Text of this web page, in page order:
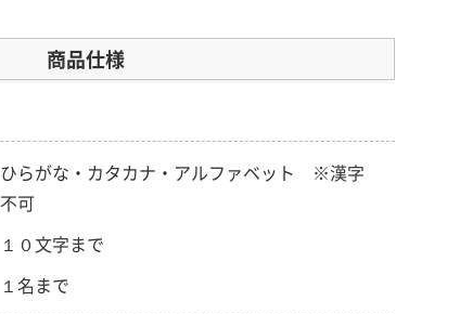
商品仕様
ひらがな・カタカナ・アルファベット ※漢字
不可
１０文字まで
１名まで